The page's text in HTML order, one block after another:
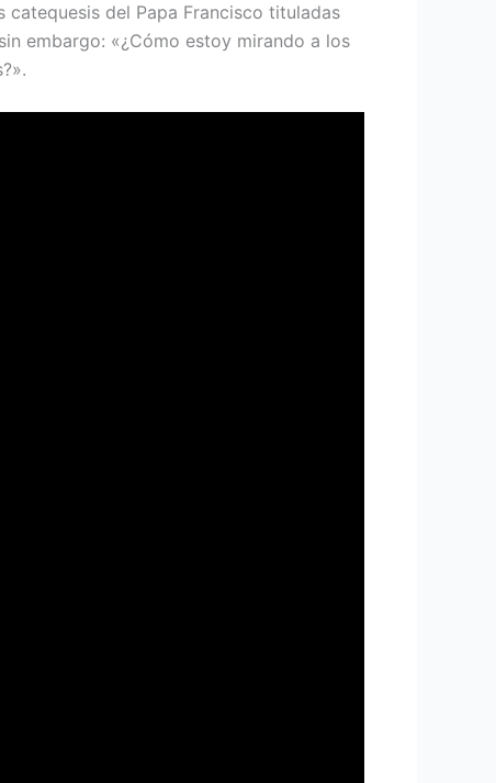
catequesis del Papa Francisco tituladas
embargo: «¿Cómo estoy mirando a los